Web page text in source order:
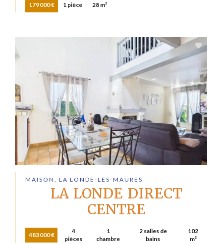
179 000 € 1 pièce 28 m²
MAISON, LA LONDE-LES-MAURES
LA LONDE DIRECT
CENTRE
483 000 €
4
pièces
1
chambre
2 salles de
bains
102
m²